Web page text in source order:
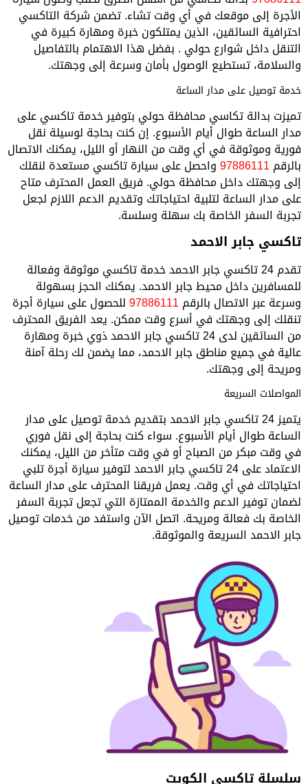
الأجرة إلى موقعك في أي وقت تشاء. تضمن شركة التاكسي
احترافية السائقين، الذين يمتلكون خبرة ومهارة كبيرة في
التنقل داخل شوارع حولي . بفضل هذا الاهتمام بالتفاصيل
والسلامة، تستطيع الوصول بأمان وسرعة إلى وجهتك.
خدمة توصيل على مدار الساعة
تميزت بدالة تكاسي محافظة حولي بتوفير خدمة تاكسي على
مدار الساعة طوال أيام الأسبوع. إن كنت بحاجة لوسيلة نقل
فورية وموثوقة في أي وقت من النهار أو الليل، يمكنك الاتصال
بالرقم97886111واحصل على سيارة تاكسي مستعدة لنقلك
إلى وجهتك داخل محافظة حولي. فريق العمل المحترف متاح
على مدار الساعة لتلبية احتياجاتك وتقديم الدعم اللازم لجعل
تجربة السفر الخاصة بك سهلة وسلسة.
تاكسي جابر الاحمد
تقدم 24 تاكسي جابر الاحمد خدمة تاكسي موثوقة وفعالة
للمسافرين داخل محيط جابر الاحمد. يمكنك الحجز بسهولة
وسرعة عبر الاتصال بالرقم97886111للحصول على سيارة أجرة
تنقلك إلى وجهتك في أسرع وقت ممكن. يعد الفريق المحترف
من السائقين لدى 24 تاكسي جابر الاحمد ذوي خبرة ومهارة
عالية في جميع مناطق جابر الاحمد، مما يضمن لك رحلة آمنة
ومريحة إلى وجهتك.
المواصلات السريعة
يتميز 24 تاكسي جابر الاحمد بتقديم خدمة توصيل على مدار
الساعة طوال أيام الأسبوع. سواء كنت بحاجة إلى نقل فوري
في وقت مبكر من الصباح أو في وقت متأخر من الليل، يمكنك
الاعتماد على 24 تاكسي جابر الاحمد لتوفير سيارة أجرة تلبي
احتياجاتك في أي وقت. يعمل فريقنا المحترف على مدار الساعة
لضمان توفير الدعم والخدمة الممتازة التي تجعل تجربة السفر
الخاصة بك فعالة ومريحة. اتصل الآن واستفد من خدمات توصيل
جابر الاحمد السريعة والموثوقة.
سلسلة تاكسي الكويت